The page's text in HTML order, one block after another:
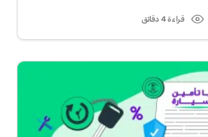
Read
time
قراءة 4 دقائق